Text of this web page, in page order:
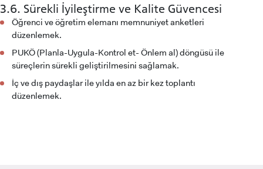
YATAY GEÇİŞ
3.6. Sürekli İyileştirme ve Kalite Güvencesi
Öğrenci ve öğretim elemanı memnuniyet anketleri
düzenlemek.
PUKÖ (Planla-Uygula-Kontrol et- Önlem al) döngüsü ile
süreçlerin sürekli geliştirilmesini sağlamak.
İç ve dış paydaşlar ile yılda en az bir kez toplantı
düzenlemek.